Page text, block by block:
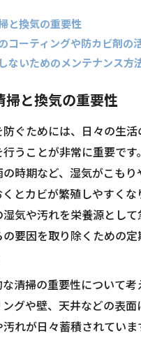
と換気の重要性
コーティングや防カビ剤の
ないためのメンテナンス方
掃と換気の重要性
ぐためには、日々の生
うことが非常に重要です
時期など、湿気がこも
とカビが繁殖しやすくな
気や汚れを栄養源とし
要因を取り除くための
清掃の重要性について考
グや壁、天井などの表
れが日々蓄積されてい